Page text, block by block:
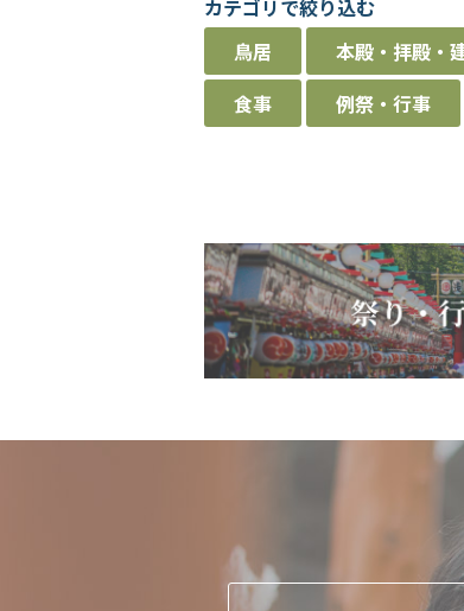
カテゴリで絞り込む
鳥居
本殿・拝殿・
食事
例祭・行事